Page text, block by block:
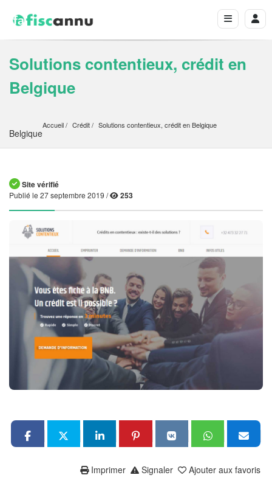
Solutions contentieux, crédit en
Belgique
Belgique
Accueil Crédit Solutions contentieux, crédit en Belgique
Site vérifié
Publié le 27 septembre 2019 / 253
Ajouter aux favoris
Signaler
Imprimer